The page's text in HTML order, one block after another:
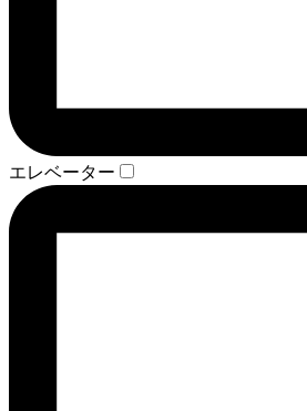
エレベーター